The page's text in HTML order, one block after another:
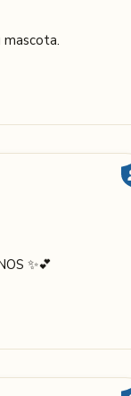
mascota.
✨💕